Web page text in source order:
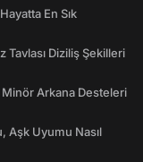
En Sık
Tavlası Diziliş Şekilleri
Minör Arkana Desteleri
Aşk Uyumu Nasıl